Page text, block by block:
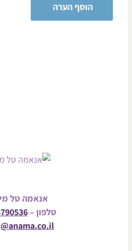
אנאמה טל מילר
טלפון –0504790536
info@anama.co.il